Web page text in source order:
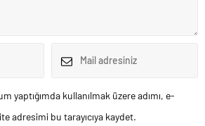
yaptığımda kullanılmak üzere adımı, e-
adresimi bu tarayıcıya kaydet.